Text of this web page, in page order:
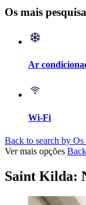
Os mais
Ar
Wi-Fi
Back to search by Os
Ver mais opções
Saint Kilda: